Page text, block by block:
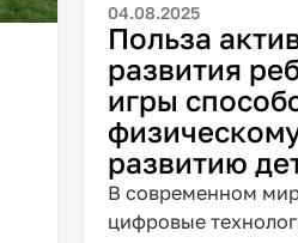
04.08.2025
Польза
развития
игры
развитию
В современном
цифровые